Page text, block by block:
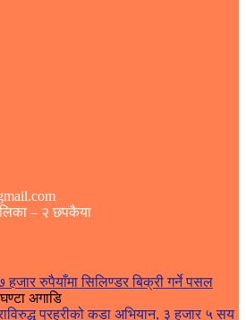
– २ छपकैया
हजार रुपैयाँमा सिलिण्डर बिक्री गर्ने पसल
अगाडि
प्रहरीको कडा अभियान, ३ हजार ५ सय